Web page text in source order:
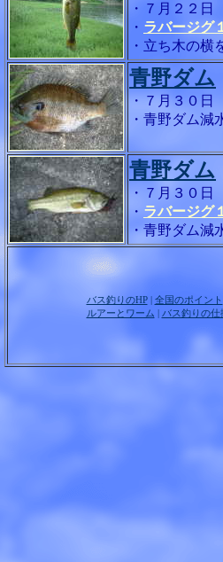
・７月２２
・ ラバージグ
・立ち木の横
青野ダム
・７月３０
・青野ダム減
青野ダム
・７月３０
・ ラバージグ
・青野ダム減
バス釣りのHP| 全国のポイント
ルアーとワーム | バス釣りの仕